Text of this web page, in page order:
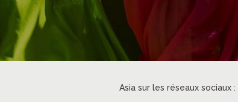
Asia sur les réseaux sociaux :